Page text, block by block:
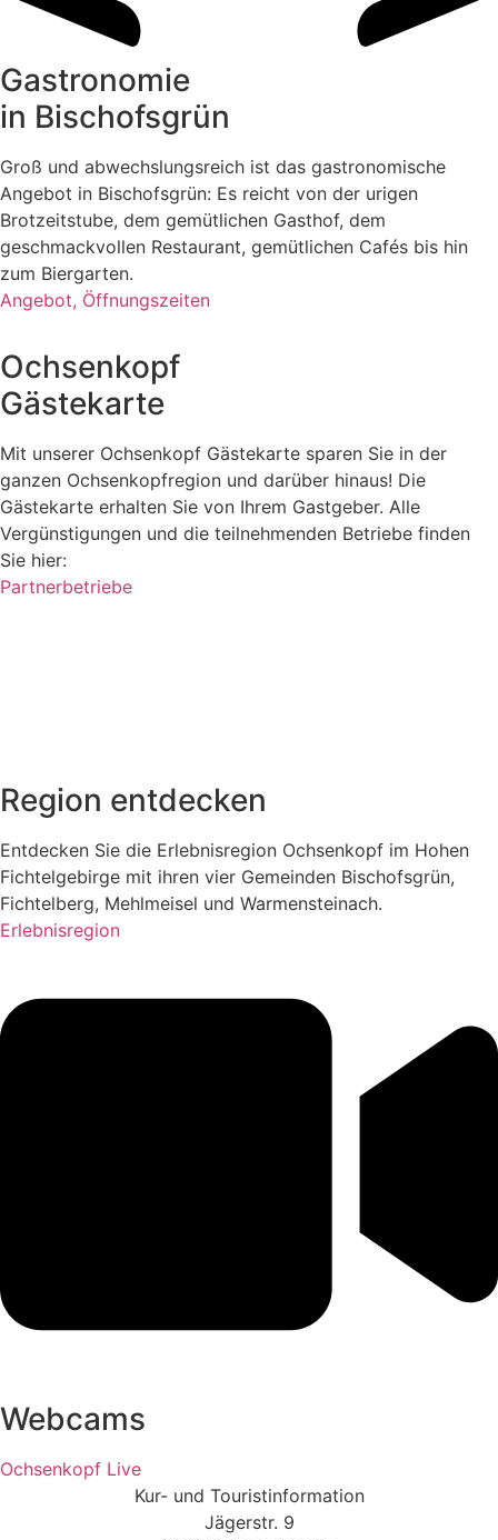
Gastronomie
in Bischofsgrün
Groß und abwechslungsreich ist das gastronomische
Angebot in Bischofsgrün: Es reicht von der urigen
Brotzeitstube, dem gemütlichen Gasthof, dem
geschmackvollen Restaurant, gemütlichen Cafés bis hin
zum Biergarten.
Angebot, Öffnungszeiten
Ochsenkopf
Gästekarte
Mit unserer Ochsenkopf Gästekarte sparen Sie in der
ganzen Ochsenkopfregion und darüber hinaus! Die
Gästekarte erhalten Sie von Ihrem Gastgeber. Alle
Vergünstigungen und die teilnehmenden Betriebe finden
Sie hier:
Partnerbetriebe
Region entdecken
Entdecken Sie die Erlebnisregion Ochsenkopf im Hohen
Fichtelgebirge mit ihren vier Gemeinden Bischofsgrün,
Fichtelberg, Mehlmeisel und Warmensteinach.
Erlebnisregion
Webcams
Ochsenkopf Live
Kur- und Touristinformation
Jägerstr. 9